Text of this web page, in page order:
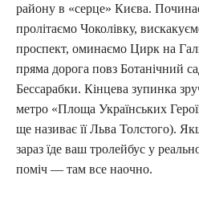
району в «серце» Києва.
пролітаємо Чоколівку,
проспект, оминаємо Цирк на
пряма дорога повз Ботанічний
Бессарабки. Кінцева зупинка
метро «Площа Українських
ще називає її Льва Толстого).
зараз їде ваш тролейбус у
поміч — там все наочно.